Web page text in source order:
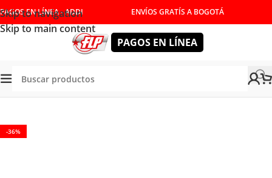
Skip to navigation
Skip to main content
PAGOS EN LÍNEA - ADDI ENVÍOS GRATÍS A BOGOTÁ
PAGOS EN LÍNEA
MANUALES LLAVES COMBINADAS
-36%